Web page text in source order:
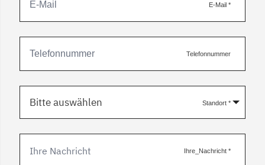
E-Mail *
Telefonnummer
Standort *
Bitte auswählen
Ihre_Nachricht *